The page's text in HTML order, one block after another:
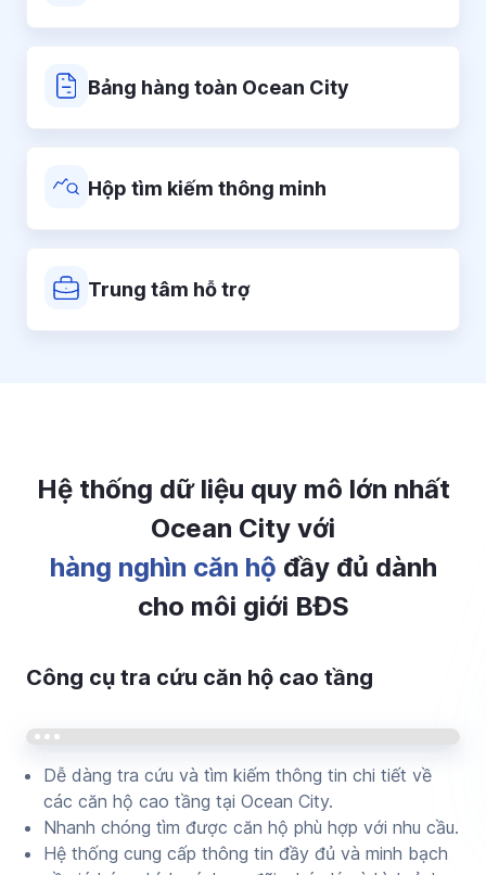
Bảng hàng toàn Ocean City
Hộp tìm kiếm thông minh
Trung tâm hỗ trợ
Hệ thống dữ liệu quy mô lớn nhất
Ocean City với
hàng nghìn căn hộ đầy đủ dành
cho môi giới BĐS
Công cụ tra cứu căn hộ cao tầng
Dễ dàng tra cứu và tìm kiếm thông tin chi tiết về
các căn hộ cao tầng tại Ocean City.
Nhanh chóng tìm được căn hộ phù hợp với nhu cầu.
Hệ thống cung cấp thông tin đầy đủ và minh bạch